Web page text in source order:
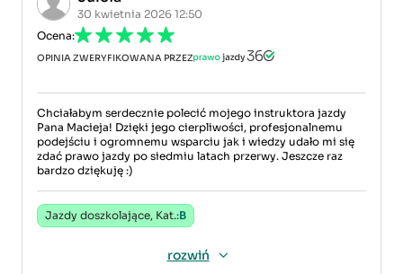
30 kwietnia 2026 12:50
Ocena:
OPINIA ZWERYFIKOWANA PRZEZ
Chciałabym serdecznie polecić mojego instruktora jazdy
Pana Macieja! Dzięki jego cierpliwości, profesjonalnemu
podejściu i ogromnemu wsparciu jak i wiedzy udało mi się
zdać prawo jazdy po siedmiu latach przerwy. Jeszcze raz
bardzo dziękuję :)
Jazdy doszkolające, Kat.:B
rozwiń